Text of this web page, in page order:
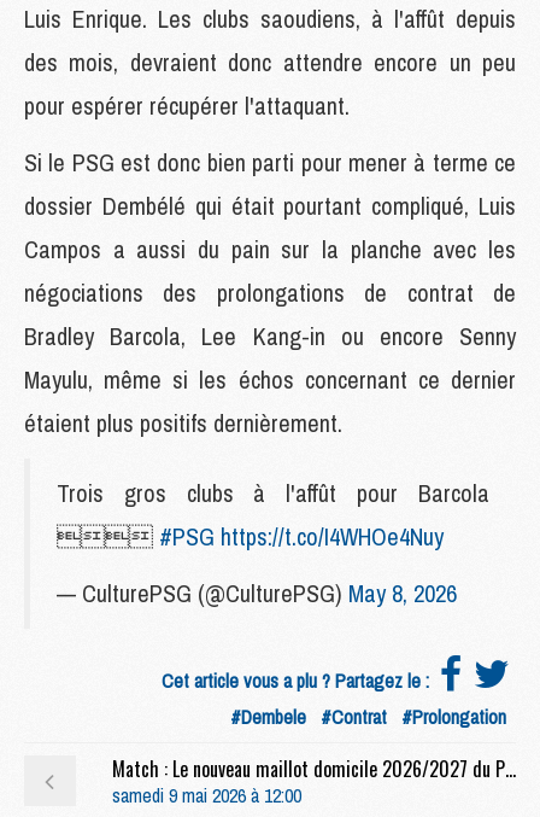
Luis Enrique. Les clubs saoudiens, à l'affût depuis
des mois, devraient donc attendre encore un peu
pour espérer récupérer l'attaquant.
Si le PSG est donc bien parti pour mener à terme ce
dossier Dembélé qui était pourtant compliqué, Luis
Campos a aussi du pain sur la planche avec les
négociations des prolongations de contrat de
Bradley Barcola, Lee Kang-in ou encore Senny
Mayulu, même si les échos concernant ce dernier
étaient plus positifs dernièrement.
Trois gros clubs à l'affût pour Barcola
 #PSG https://t.co/I4WHOe4Nuy
— CulturePSG (@CulturePSG) May 8, 2026
Cet article vous a plu ? Partagez le :
#Dembele #Contrat #Prolongation
Match : Le nouveau maillot domicile 2026/2027 du PSG lancé
samedi 9 mai 2026 à 12:00